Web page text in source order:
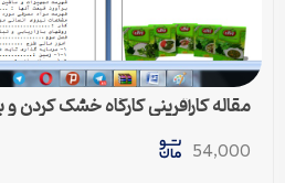
مقاله کارآفرینی کارگاه خشک کردن
54,000